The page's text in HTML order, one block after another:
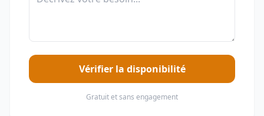
Vérifier la disponibilité
Gratuit et sans engagement